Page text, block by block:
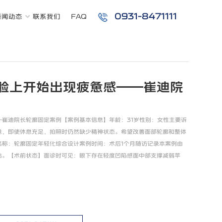
闻动态 联系我们 FAQ 0931-8471111
上开始出现疲惫感——崔迪院
迪院长轮廓固定案例【案例基本信息】年龄：31岁性别：女性主要诉
即使休息充足，拍照时仍然缺少精神状态。希望改善面部轮廓和整体
：轮廓固定年轻化综合设计案例时间：术后1个月随访记录本案例由
【术前状态】面诊时可见：眼下存在轻度凹陷感面中部支撑减弱苹